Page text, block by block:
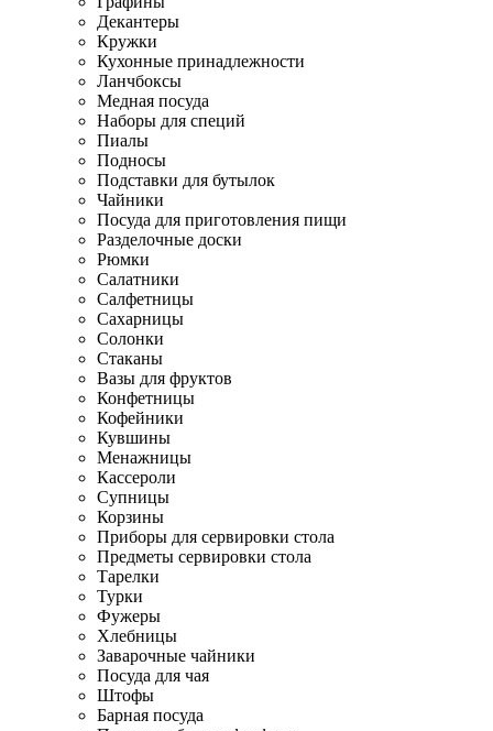
Декантеры
Кружки
Кухонные принадлежности
Ланчбоксы
Медная посуда
Наборы для специй
Пиалы
Подносы
Подставки для бутылок
Чайники
Посуда для приготовления пищи
Разделочные доски
Рюмки
Салатники
Салфетницы
Сахарницы
Солонки
Стаканы
Вазы для фруктов
Конфетницы
Кофейники
Кувшины
Менажницы
Кассероли
Супницы
Корзины
Приборы для сервировки стола
Предметы сервировки стола
Тарелки
Турки
Фужеры
Хлебницы
Заварочные чайники
Посуда для чая
Штофы
Барная посуда